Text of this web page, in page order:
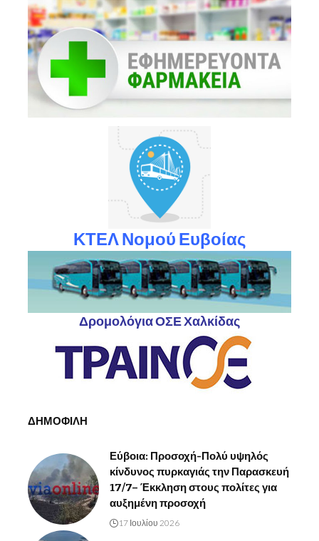
ΚΤΕΛ Νομού Ευβοίας
Δρομολόγια ΟΣΕ Χαλκίδας
ΔΗΜΟΦΙΛΗ
Εύβοια: Προσοχή-Πολύ υψηλός
κίνδυνος πυρκαγιάς την Παρασκευή
17/7– Έκκληση στους πολίτες για
αυξημένη προσοχή
17 Ιουλίου 2026